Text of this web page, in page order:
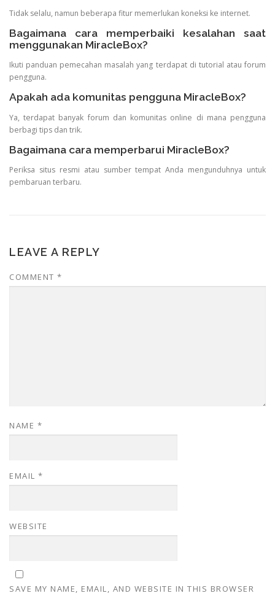
Tidak selalu, namun beberapa fitur memerlukan koneksi ke internet.
Bagaimana cara memperbaiki kesalahan saat
menggunakan MiracleBox?
Ikuti panduan pemecahan masalah yang terdapat di tutorial atau forum
pengguna.
Apakah ada komunitas pengguna MiracleBox?
Ya, terdapat banyak forum dan komunitas online di mana pengguna
berbagi tips dan trik.
Bagaimana cara memperbarui MiracleBox?
Periksa situs resmi atau sumber tempat Anda mengunduhnya untuk
pembaruan terbaru.
LEAVE A REPLY
COMMENT *
NAME *
EMAIL *
WEBSITE
SAVE MY NAME, EMAIL, AND WEBSITE IN THIS BROWSER